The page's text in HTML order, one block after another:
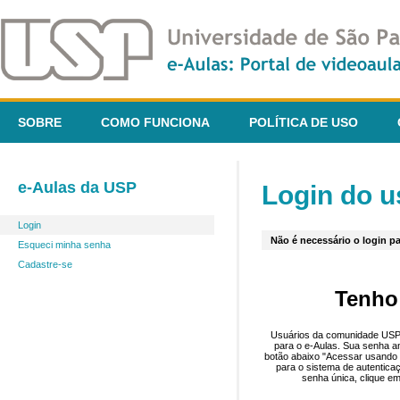
SOBRE COMO FUNCIONA POLÍTICA DE USO
e-Aulas da USP
Login
Esqueci minha senha
Cadastre-se
Login do
Não é necessário o login
Usuários da comunidade
para o e-Aulas. Sua senha
botão abaixo "Acessar
para o sistema de
senha única, clique